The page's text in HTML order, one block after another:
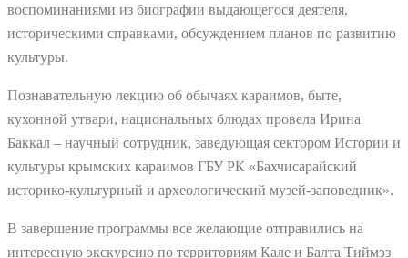
воспоминаниями из биографии выдающегося деятеля,
историческими справками, обсуждением планов по развитию
культуры.
Познавательную лекцию об обычаях караимов, быте,
кухонной утвари, национальных блюдах провела Ирина
Баккал – научный сотрудник, заведующая сектором Истории и
культуры крымских караимов ГБУ РК «Бахчисарайский
историко-культурный и археологический музей-заповедник».
В завершение программы все желающие отправились на
интересную экскурсию по территориям Кале и Балта Тиймэз